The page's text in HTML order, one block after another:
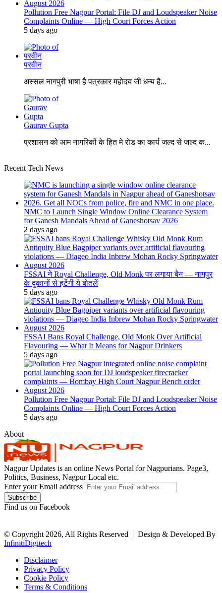
Pollution Free Nagpur Portal: File DJ and Loudspeaker Noise
Complaints Online — High Court Forces Action
5 days ago
परवीन
अस्सल नागपुरी भाषा है पत्रकार महोदय जी धन्य है...
Gaurav Gupta
प्रशासन को आम नागरिकों के हित मे रोड का कार्य जल्द से जल्द क...
Recent Tech News
NMC to Launch Single Window Online Clearance System
for Ganesh Mandals Ahead of Ganeshotsav 2026
2 days ago
FSSAI ने Royal Challenge, Old Monk पर लगाया बैन — नागपुर
के दुकानों से हटेंगी ये बोतलें
5 days ago
FSSAI Bans Royal Challenge, Old Monk Over Artificial
Flavouring — What It Means for Nagpur Drinkers
5 days ago
Pollution Free Nagpur Portal: File DJ and Loudspeaker Noise
Complaints Online — High Court Forces Action
5 days ago
About
Nagpur Updates is an online News Portal for Nagpurians. Page3,
Politics, Business, Nagpur Local etc.
Enter your Email address
Find us on Facebook
© Copyright 2026, All Rights Reserved | Design & Developed By
InfinitiDigitech
Disclaimer
Privacy Policy
Cookie Policy
Terms & Conditions